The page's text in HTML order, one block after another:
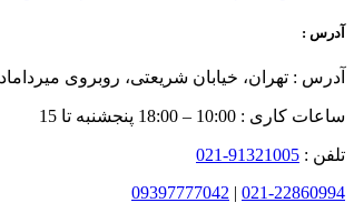
آدرس :
آدرس : تهران، خیابان شریعتی، روبروی میرداماد، پلاک 1173 –
ساعات کاری : 10:00 – 18:00 پنجشنبه تا 15
تلفن : 91321005-021
021-22860994
|
09397777042